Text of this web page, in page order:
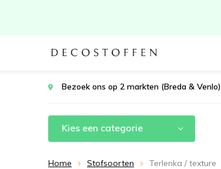
Bezoek ons op 2 markten (Breda & Venlo)
Kies een categorie
Home Stofsoorten Terlenka / texture